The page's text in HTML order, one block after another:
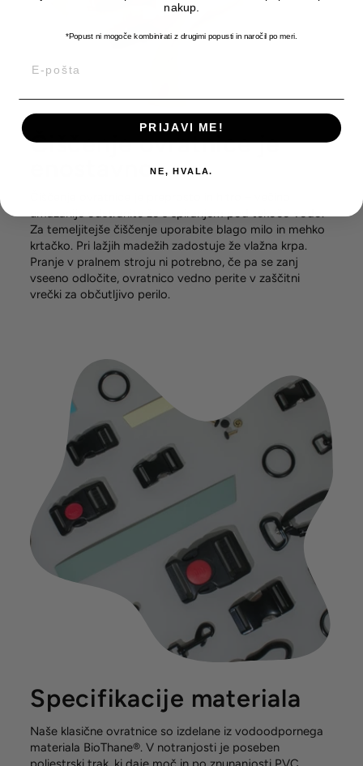
Čiščenje ovratnice je
enostavno
umazanije odstranite že s spiranjem pod tekočo vodo.
Za temeljitejše čiščenje uporabite blago milo in mehko
krtačko. Pri lažjih madežih zadostuje že vlažna krpa.
Pranje v pralnem stroju ni potrebno, če pa se zanj
vseeno odločite, ovratnico vedno perite v zaščitni
vrečki za občutljivo perilo.
Specifikacije materiala
Naše klasične ovratnice so izdelane iz vodoodpornega
materiala BioThane®. V notranjosti je poseben
nakup.
*Popust ni mogoče kombinirati z drugimi popusti in naročil po meri.
PRIJAVI ME!
NE, HVALA.